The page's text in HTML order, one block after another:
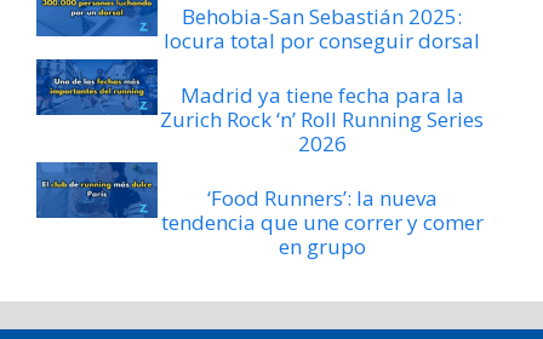
Behobia-San Sebastián 2025:
locura total por conseguir dorsal
Madrid ya tiene fecha para la
Zurich Rock ‘n’ Roll Running Series
2026
‘Food Runners’: la nueva
tendencia que une correr y comer
en grupo